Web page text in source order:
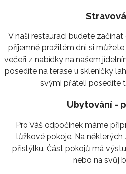
V naší restauraci budete
příjemně prožitém dni si
večeři z nabídky na našem
posedíte na terase u skleničky
svými přáteli posedíte
Ubytování -
Pro Váš odpočinek máme
lůžkové pokoje. Na některých
přistýlku. Část pokojů má
nebo na svůj